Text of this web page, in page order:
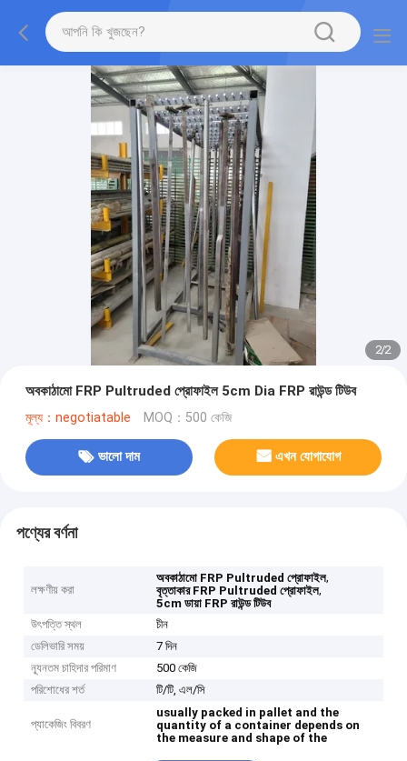
2/2
অবকাঠামো FRP Pultruded প্রোফাইল 5cm Dia FRP রাউন্ড টিউব
মূল্য：negotiatable MOQ：500 কেজি
ভালো দাম এখন যোগাযোগ
পণ্যের বর্ণনা
লক্ষণীয় করা
অবকাঠামো FRP Pultruded প্রোফাইল,
বৃত্তাকার FRP Pultruded প্রোফাইল,
5cm ডায়া FRP রাউন্ড টিউব
উৎপত্তি স্থল
চীন
ডেলিভারি সময়
7 দিন
ন্যূনতম চাহিদার পরিমাণ
500 কেজি
পরিশোধের শর্ত
টি/টি, এল/সি
প্যাকেজিং বিবরণ
usually packed in pallet and the
quantity of a container depends on
the measure and shape of the